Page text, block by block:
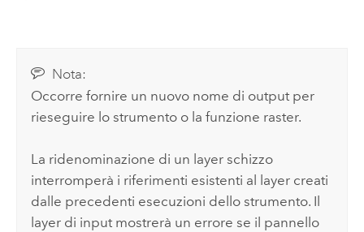
Nota:
Occorre fornire un nuovo nome di output per
rieseguire lo strumento o la funzione raster.
La ridenominazione di un layer schizzo
interromperà i riferimenti esistenti al layer creati
dalle precedenti esecuzioni dello strumento. Il
layer di input mostrerà un errore se il pannello